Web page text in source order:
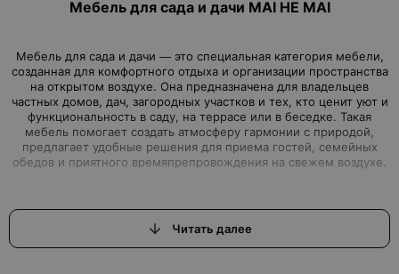
Мебель для сада и дачи MAI HE MAI
Мебель для сада и дачи — это специальная категория мебели,
созданная для комфортного отдыха и организации пространства
на открытом воздухе. Она предназначена для владельцев
частных домов, дач, загородных участков и тех, кто ценит уют и
функциональность в саду, на террасе или в беседке. Такая
мебель помогает создать атмосферу гармонии с природой,
предлагает удобные решения для приема гостей, семейных
Основные виды мебели для сада и дачи
Читать далее